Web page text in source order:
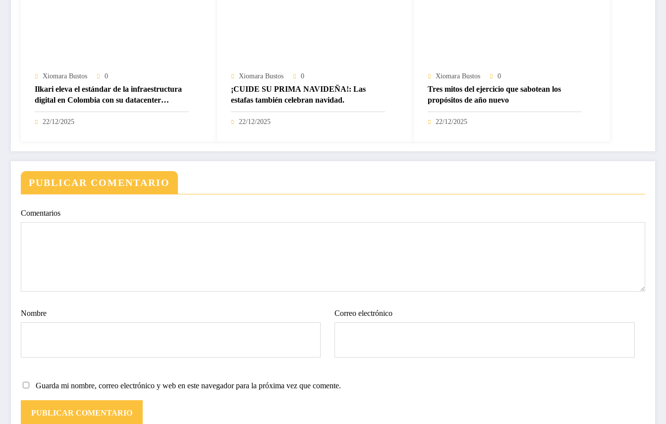
Xiomara Bustos 0
Ilkari eleva el estándar de la infraestructura
digital en Colombia con su datacenter
certificado Nivel IV de ICREA
22/12/2025
Xiomara Bustos 0
¡CUIDE SU PRIMA NAVIDEÑA!: Las
estafas también celebran navidad.
22/12/2025
Xiomara Bustos 0
Tres mitos del ejercicio que sabotean los
propósitos de año nuevo
22/12/2025
PUBLICAR COMENTARIO
Comentarios
Nombre Correo electrónico
Guarda mi nombre, correo electrónico y web en este navegador para la próxima vez que comente.